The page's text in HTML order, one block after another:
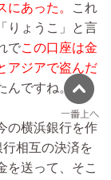
あった。
これ
りょうこ」と言
でこの口座は金
アジアで盗んだ
んですね。
の横浜銀行を作
相互の決済を
送って、そこ